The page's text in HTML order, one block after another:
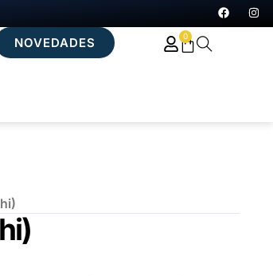
NOVEDADES 0